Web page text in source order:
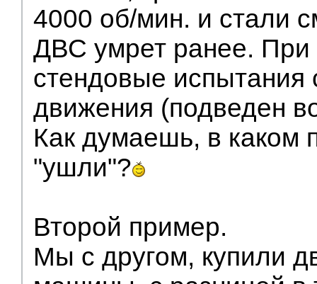
4000 об/мин. и стали
ДВС умрет ранее. При
стендовые испытания
движения (подведен
Как думаешь, в каком
"ушли"?
Второй пример.
Мы с другом, купили